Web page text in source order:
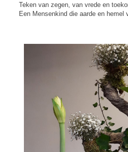
Teken van zegen, van vrede en
Een Mensenkind die aarde en hemel